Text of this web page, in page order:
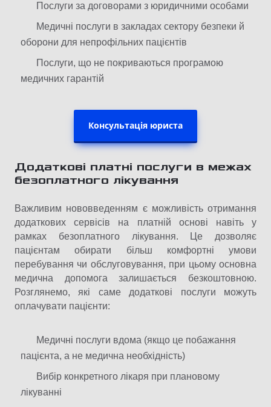
Послуги за договорами з юридичними особами
Медичні послуги в закладах сектору безпеки й
оборони для непрофільних пацієнтів
Послуги, що не покриваються програмою
медичних гарантій
Консультація юриста
Додаткові платні послуги в межах
безоплатного лікування
Важливим нововведенням є можливість отримання
додаткових сервісів на платній основі навіть у
рамках безоплатного лікування. Це дозволяє
пацієнтам обирати більш комфортні умови
перебування чи обслуговування, при цьому основна
медична допомога залишається безкоштовною.
Розглянемо, які саме додаткові послуги можуть
оплачувати пацієнти:
Медичні послуги вдома (якщо це побажання
пацієнта, а не медична необхідність)
Вибір конкретного лікаря при плановому
лікуванні